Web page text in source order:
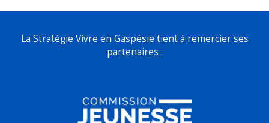
La Stratégie Vivre en Gaspésie tient à remercier ses
partenaires :